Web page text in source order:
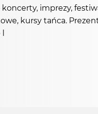
imprezy,
kursy tańca.